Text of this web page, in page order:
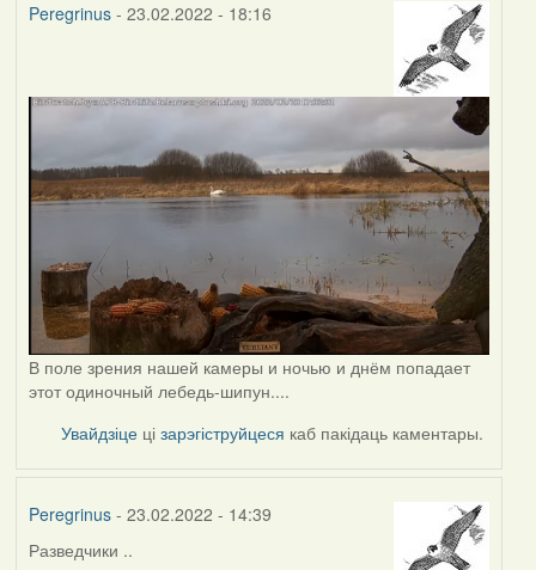
Peregrinus- 23.02.2022 - 18:16
В поле зрения нашей камеры и ночью и днём попадает
этот одиночный лебедь-шипун....
Увайдзіце цізарэгіструйцеся каб пакідаць каментары.
Peregrinus- 23.02.2022 - 14:39
Разведчики ..